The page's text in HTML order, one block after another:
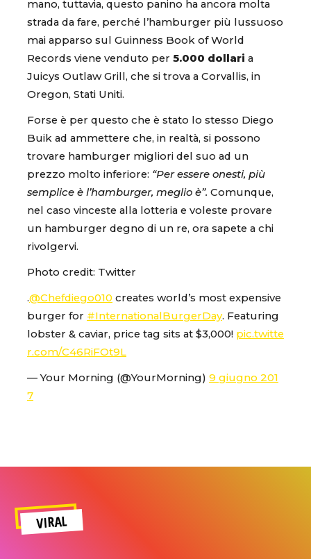
mano, tuttavia, questo panino ha ancora molta
strada da fare, perché l’hamburger più lussuoso
mai apparso sul Guinness Book of World
Records viene venduto per 5.000 dollari a
Juicys Outlaw Grill, che si trova a Corvallis, in
Oregon, Stati Uniti.
Forse è per questo che è stato lo stesso Diego
Buik ad ammettere che, in realtà, si possono
trovare hamburger migliori del suo ad un
prezzo molto inferiore: “Per essere onesti, più
semplice è l’hamburger, meglio è”. Comunque,
nel caso vinceste alla lotteria e voleste provare
un hamburger degno di un re, ora sapete a chi
rivolgervi.
Photo credit: Twitter
.@Chefdiego010 creates world’s most expensive
burger for #InternationalBurgerDay. Featuring
lobster & caviar, price tag sits at $3,000! pic.twitte
r.com/C46RiFOt9L
— Your Morning (@YourMorning) 9 giugno 201
7
VIRAL